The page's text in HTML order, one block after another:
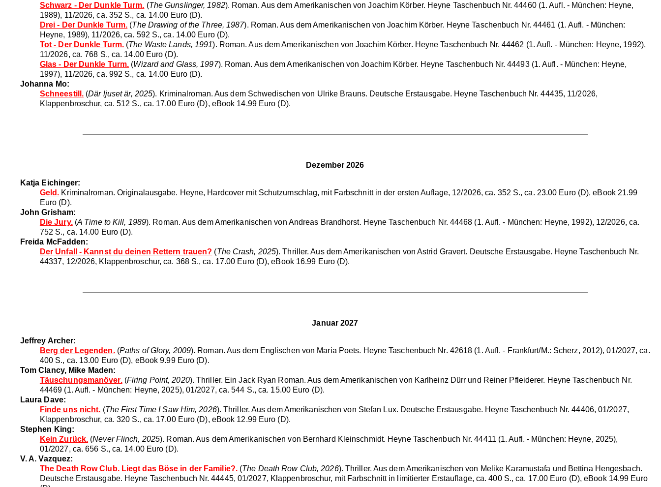
Schwarz - Der Dunkle Turm. (The Gunslinger, 1982). Roman. Aus dem Amerikanischen von Joachim Körber. Heyne Taschenbuch Nr. 44460 (1. Aufl. - München: Heyne,
1989), 11/2026, ca. 352 S., ca. 14.00 Euro (D).
Drei - Der Dunkle Turm. (The Drawing of the Three, 1987). Roman. Aus dem Amerikanischen von Joachim Körber. Heyne Taschenbuch Nr. 44461 (1. Aufl. - München:
Heyne, 1989), 11/2026, ca. 592 S., ca. 14.00 Euro (D).
Tot - Der Dunkle Turm. (The Waste Lands, 1991). Roman. Aus dem Amerikanischen von Joachim Körber. Heyne Taschenbuch Nr. 44462 (1. Aufl. - München: Heyne, 1992),
11/2026, ca. 768 S., ca. 14.00 Euro (D).
Glas - Der Dunkle Turm. (Wizard and Glass, 1997). Roman. Aus dem Amerikanischen von Joachim Körber. Heyne Taschenbuch Nr. 44493 (1. Aufl. - München: Heyne,
1997), 11/2026, ca. 992 S., ca. 14.00 Euro (D).
Johanna Mo:
Schneestill. (Där ljuset är, 2025). Kriminalroman. Aus dem Schwedischen von Ulrike Brauns. Deutsche Erstausgabe. Heyne Taschenbuch Nr. 44435, 11/2026,
Klappenbroschur, ca. 512 S., ca. 17.00 Euro (D), eBook 14.99 Euro (D).
Dezember 2026
Katja Eichinger:
Geld. Kriminalroman. Originalausgabe. Heyne, Hardcover mit Schutzumschlag, mit Farbschnitt in der ersten Auflage, 12/2026, ca. 352 S., ca. 23.00 Euro (D), eBook 21.99
Euro (D).
John Grisham:
Die Jury.(A Time to Kill, 1989). Roman. Aus dem Amerikanischen von Andreas Brandhorst. Heyne Taschenbuch Nr. 44468 (1. Aufl. - München: Heyne, 1992), 12/2026, ca.
752 S., ca. 14.00 Euro (D).
Freida McFadden:
Der Unfall - Kannst du deinen Rettern trauen? (The Crash, 2025). Thriller. Aus dem Amerikanischen von Astrid Gravert. Deutsche Erstausgabe. Heyne Taschenbuch Nr.
44337, 12/2026, Klappenbroschur, ca. 368 S., ca. 17.00 Euro (D), eBook 16.99 Euro (D).
Januar 2027
Jeffrey Archer:
Berg der Legenden.(Paths of Glory, 2009). Roman. Aus dem Englischen von Maria Poets. Heyne Taschenbuch Nr. 42618 (1. Aufl. - Frankfurt/M.: Scherz, 2012), 01/2027, ca.
400 S., ca. 13.00 Euro (D), eBook 9.99 Euro (D).
Tom Clancy, Mike Maden:
Täuschungsmanöver.(Firing Point, 2020). Thriller. Ein Jack Ryan Roman. Aus dem Amerikanischen von Karlheinz Dürr und Reiner Pfleiderer. Heyne Taschenbuch Nr.
44469 (1. Aufl. - München: Heyne, 2025), 01/2027, ca. 544 S., ca. 15.00 Euro (D).
Laura Dave:
Finde uns nicht. (The First Time I Saw Him, 2026). Thriller. Aus dem Amerikanischen von Stefan Lux. Deutsche Erstausgabe. Heyne Taschenbuch Nr. 44406, 01/2027,
Klappenbroschur, ca. 320 S., ca. 17.00 Euro (D), eBook 12.99 Euro (D).
Stephen King:
Kein Zurück. (Never Flinch, 2025). Roman. Aus dem Amerikanischen von Bernhard Kleinschmidt. Heyne Taschenbuch Nr. 44411 (1. Aufl. - München: Heyne, 2025),
01/2027, ca. 656 S., ca. 14.00 Euro (D).
V. A. Vazquez:
The Death Row Club. Liegt das Böse in der Familie?. (The Death Row Club, 2026). Thriller. Aus dem Amerikanischen von Melike Karamustafa und Bettina Hengesbach.
Deutsche Erstausgabe. Heyne Taschenbuch Nr. 44445, 01/2027, Klappenbroschur, mit Farbschnitt in limitierter Erstauflage, ca. 400 S., ca. 17.00 Euro (D), eBook 14.99 Euro